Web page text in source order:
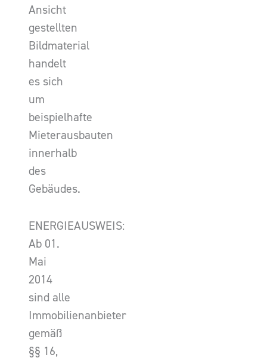
Ansicht
gestellten
Bildmaterial
handelt
es sich
um
beispielhafte
Mieterausbauten
innerhalb
des
Gebäudes.
ENERGIEAUSWEIS:
Ab 01.
Mai
2014
sind alle
Immobilienanbieter
gemäß
§§ 16,